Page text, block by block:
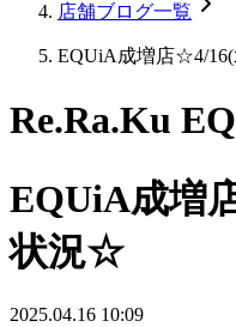
店舗ブログ一覧
EQUiA成増店☆4/
Re.Ra.Ku
EQUiA成増
状況☆
2025.04.16 10:09